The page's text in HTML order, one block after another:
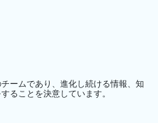
ームであり、進化し続ける情報、知
ることを決意しています。